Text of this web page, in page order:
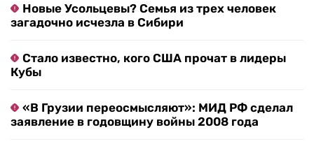
Новые Усольцевы? Семья из трех человек
загадочно исчезла в Сибири
Стало известно, кого США прочат в лидеры
Кубы
«В Грузии переосмысляют»: МИД РФ сделал
заявление в годовщину войны 2008 года